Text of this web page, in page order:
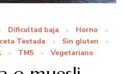
Dificultad baja
Horno
Testada
Sin gluten
TM5 Vegetariano